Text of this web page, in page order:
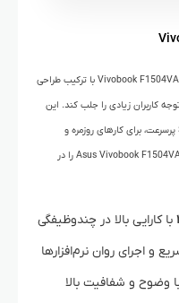
، مدل Vivobook F1504VA با ترکیب طراحی
کاربران زیادی را جلب کند. این
دستگاه با پردازنده Core i7 نسل ۱۳ و حافظه SSD پرسرعت، برای کارهای روزمره و
نیمه‌حرفه‌ای یک انتخاب ایده‌آل است. ویژگی‌های Asus Vivobook F1504VA را در
با کارایی بالا در چندوظیفگی
و اجرای روان نرم‌افزارها
وضوح و شفافیت بالا